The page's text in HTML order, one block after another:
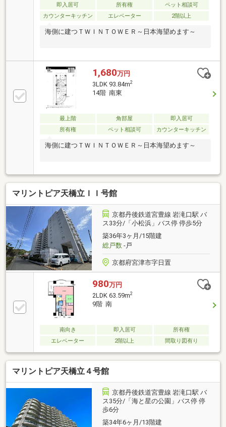
即入居可 所有権
ペット相談可
カウンターキッチン
エレベーター 2階以上
海側に建つＴＷＩＮＴＯＷＥＲ～日本海望めます～
1,680万円
3LDK 93.84m2
14階 南東
最上階 角部屋
即入居可
所有権
ペット相談可 カウンターキッチン
海側に建つＴＷＩＮＴＯＷＥＲ～日本海望めます～
マリントピア天橋立ＩＩ号館
京都丹後鉄道宮豊線 岩滝口駅 バ
ス33分/「小松浜」バス停 停歩5分
築36年3ヶ月/15階建
総戸数-戸
京都府宮津市字日置
980万円
2LDK 63.59m2
9階 南
南向き 即入居可
所有権
エレベーター
2階以上 間取り図有り
マリントピア天橋立４号館
京都丹後鉄道宮豊線 岩滝口駅 バ
ス35分/「海と星の公園」バス停 停
歩6分
築34年6ヶ月/13階建